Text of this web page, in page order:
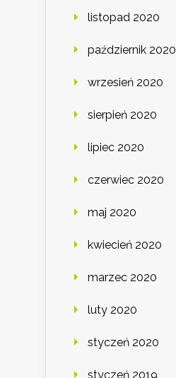
listopad 2020
październik 2020
wrzesień 2020
sierpień 2020
lipiec 2020
czerwiec 2020
maj 2020
kwiecień 2020
marzec 2020
luty 2020
styczeń 2020
styczeń 2019